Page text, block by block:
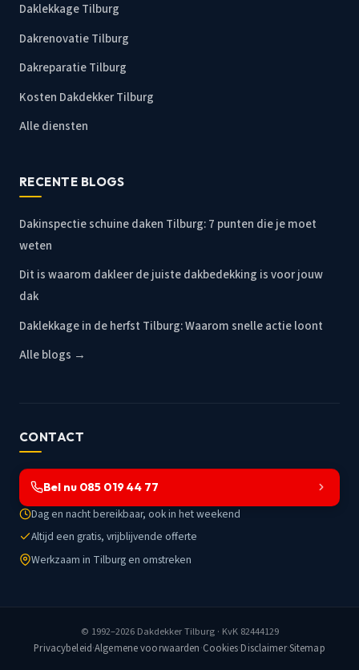
Daklekkage Tilburg
Dakrenovatie Tilburg
Dakreparatie Tilburg
Kosten Dakdekker Tilburg
Alle diensten
RECENTE BLOGS
Dakinspectie schuine daken Tilburg: 7 punten die je moet
weten
Dit is waarom dakleer de juiste dakbedekking is voor jouw
dak
Daklekkage in de herfst Tilburg: Waarom snelle actie loont
Alle blogs →
CONTACT
Bel nu 085 019 44 77
Dag en nacht bereikbaar, ook in het weekend
Altijd een gratis, vrijblijvende offerte
Werkzaam in Tilburg en omstreken
© 1992–2026 Dakdekker Tilburg· KvK 82444129
Privacybeleid·Algemene voorwaarden·Cookies·Disclaimer·Sitemap